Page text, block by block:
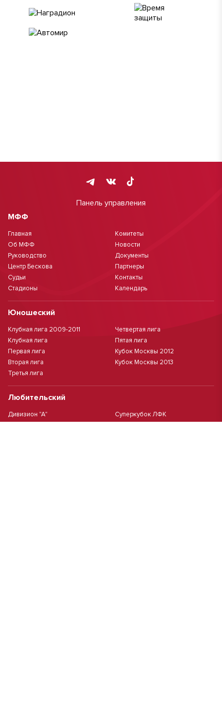
Панель управления
МФФ
Главная
Об МФФ
Руководство
Центр Бескова
Судьи
Стадионы
Комитеты
Новости
Документы
Партнеры
Контакты
Календарь
Юношеский
Клубная лига 2009-2011
Клубная лига
Первая лига
Вторая лига
Третья лига
Четвертая лига
Пятая лига
Кубок Москвы 2012
Кубок Москвы 2013
Любительский
Дивизион "А"
Суперкубок ЛФК